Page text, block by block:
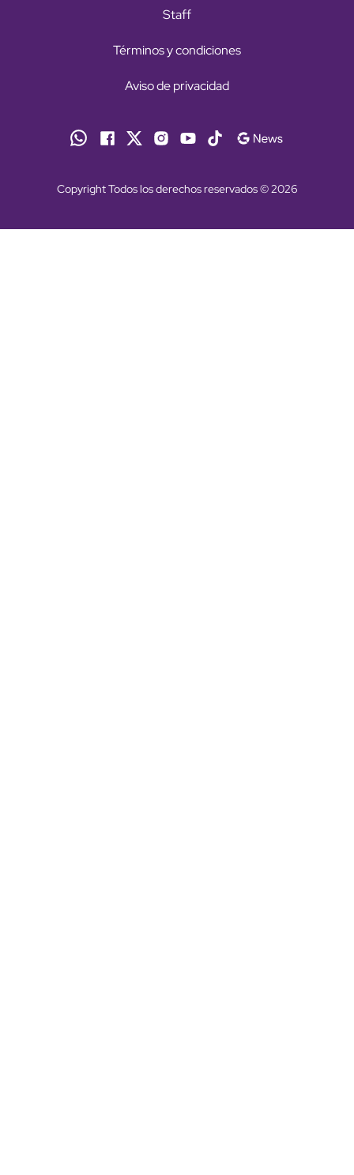
Staff
Términos y condiciones
Aviso de privacidad
Copyright Todos los derechos reservados © 2026